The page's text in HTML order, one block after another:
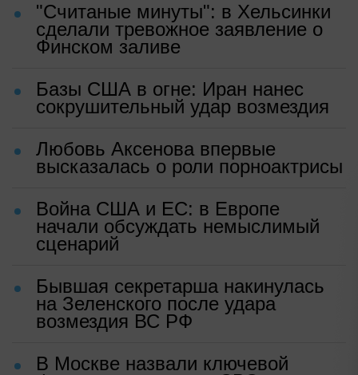
"Считаные минуты": в Хельсинки
сделали тревожное заявление о
Финском заливе
Базы США в огне: Иран нанес
сокрушительный удар возмездия
Любовь Аксенова впервые
высказалась о роли порноактрисы
Война США и ЕС: в Европе
начали обсуждать немыслимый
сценарий
Бывшая секретарша накинулась
на Зеленского после удара
возмездия ВС РФ
В Москве назвали ключевой